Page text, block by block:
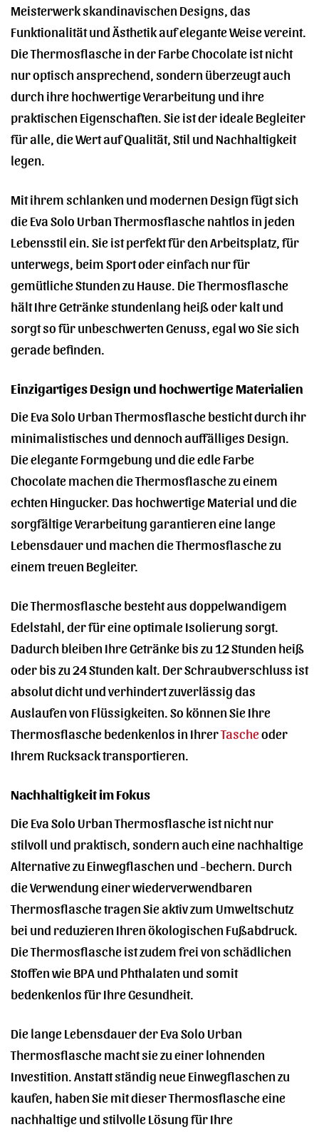
Meisterwerk skandinavischen Designs, das
Funktionalität und Ästhetik auf elegante Weise vereint.
Die Thermosflasche in der Farbe Chocolate ist nicht
nur optisch ansprechend, sondern überzeugt auch
durch ihre hochwertige Verarbeitung und ihre
praktischen Eigenschaften. Sie ist der ideale Begleiter
für alle, die Wert auf Qualität, Stil und Nachhaltigkeit
legen.
Mit ihrem schlanken und modernen Design fügt sich
die Eva Solo Urban Thermosflasche nahtlos in jeden
Lebensstil ein. Sie ist perfekt für den Arbeitsplatz, für
unterwegs, beim Sport oder einfach nur für
gemütliche Stunden zu Hause. Die Thermosflasche
hält Ihre Getränke stundenlang heiß oder kalt und
sorgt so für unbeschwerten Genuss, egal wo Sie sich
gerade befinden.
Einzigartiges Design und hochwertige Materialien
Die Eva Solo Urban Thermosflasche besticht durch ihr
minimalistisches und dennoch auffälliges Design.
Die elegante Formgebung und die edle Farbe
Chocolate machen die Thermosflasche zu einem
echten Hingucker. Das hochwertige Material und die
sorgfältige Verarbeitung garantieren eine lange
Lebensdauer und machen die Thermosflasche zu
einem treuen Begleiter.
Die Thermosflasche besteht aus doppelwandigem
Edelstahl, der für eine optimale Isolierung sorgt.
Dadurch bleiben Ihre Getränke bis zu 12 Stunden heiß
oder bis zu 24 Stunden kalt. Der Schraubverschluss ist
absolut dicht und verhindert zuverlässig das
Auslaufen von Flüssigkeiten. So können Sie Ihre
Thermosflasche bedenkenlos in IhrerTascheoder
Ihrem Rucksack transportieren.
Nachhaltigkeit im Fokus
Die Eva Solo Urban Thermosflasche ist nicht nur
stilvoll und praktisch, sondern auch eine nachhaltige
Alternative zu Einwegflaschen und -bechern. Durch
die Verwendung einer wiederverwendbaren
Thermosflasche tragen Sie aktiv zum Umweltschutz
bei und reduzieren Ihren ökologischen Fußabdruck.
Die Thermosflasche ist zudem frei von schädlichen
Stoffen wie BPA und Phthalaten und somit
bedenkenlos für Ihre Gesundheit.
Die lange Lebensdauer der Eva Solo Urban
Thermosflasche macht sie zu einer lohnenden
Investition. Anstatt ständig neue Einwegflaschen zu
kaufen, haben Sie mit dieser Thermosflasche eine
nachhaltige und stilvolle Lösung für Ihre